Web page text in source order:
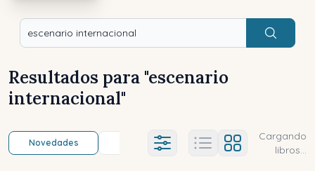
Buscar
Resultados para "escenario
internacional"
Novedades Título (a-z) Título (z-a)
Ajustes abierto
Cargando
libros...